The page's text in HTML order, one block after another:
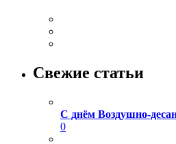
Свежие статьи
С днём Воздушно-
0